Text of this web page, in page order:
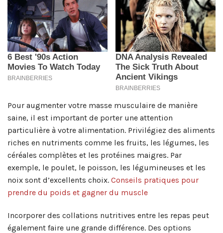
Pour augmenter votre masse musculaire de manière
saine, il est important de porter une attention
particulière à votre alimentation. Privilégiez des aliments
riches en nutriments comme les fruits, les légumes, les
céréales complètes et les protéines maigres. Par
exemple, le poulet, le poisson, les légumineuses et les
noix sont d’excellents choix. Conseils pratiques pour
prendre du poids et gagner du muscle
Incorporer des collations nutritives entre les repas peut
également faire une grande différence. Des options